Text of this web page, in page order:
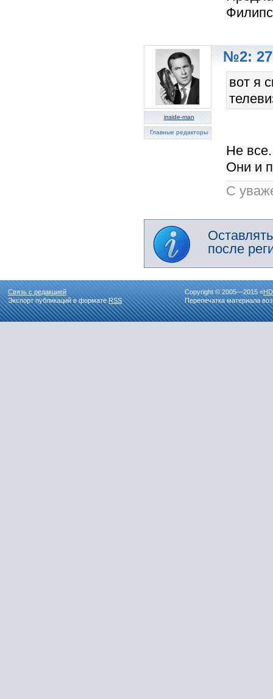
inside-man
Главные редакторы
№2: 27
вот я
Не
Они и
C
после
Связь с редакцией
Экспорт публикаций в форматеRSS
Copyright © 2005—2015 «
Перепечатка материала